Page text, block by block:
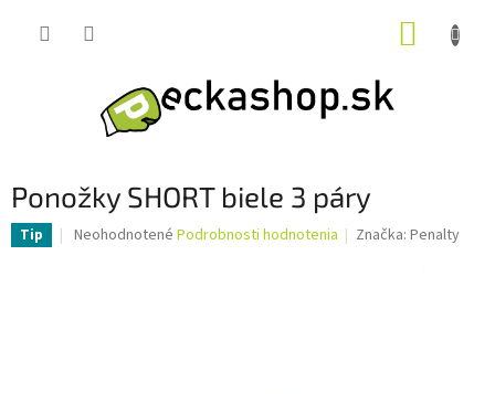
Ponožky SHORT biele 3 páry
Tip
Priemerné
Neohodnotené Podrobnosti hodnotenia Značka:Penalty